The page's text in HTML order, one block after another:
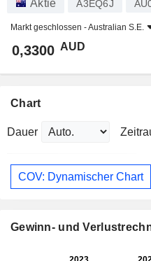
Aktie A3EQ6J
Markt geschlossen -Australian S.E.
0,3300 AUD
Chart
Dauer
COV: Dynamischer Chart
Gewinn- und